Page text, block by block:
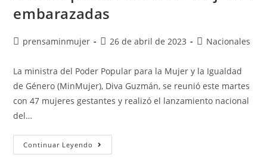
embarazadas
prensaminmujer 26 de abril de 2023 Nacionales
La ministra del Poder Popular para la Mujer y la Igualdad
de Género (MinMujer), Diva Guzmán, se reunió este martes
con 47 mujeres gestantes y realizó el lanzamiento nacional
del…
Continuar Leyendo